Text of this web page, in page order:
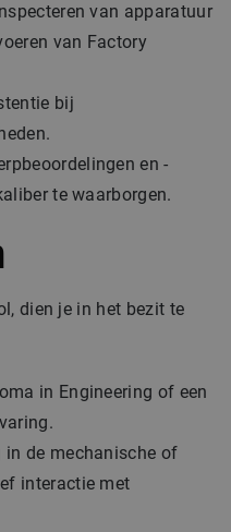
van apparatuur
van Factory
bij
en -
te waarborgen.
dien je in het bezit te
in Engineering of een
de mechanische of
interactie met